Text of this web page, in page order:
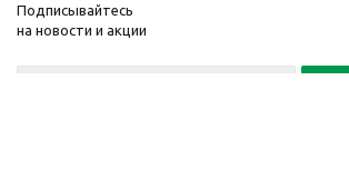
Подписывайтесь
на новости и акции